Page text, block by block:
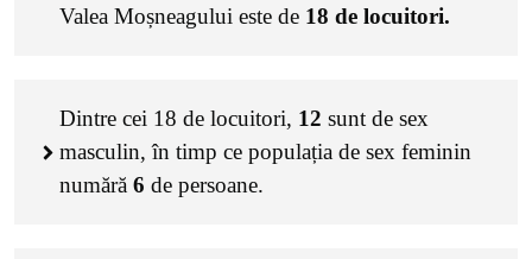
Valea Moșneagului este de 18 de locuitori.
Dintre cei 18 de locuitori, 12 sunt de sex
masculin, în timp ce populația de sex feminin
numără 6 de persoane.